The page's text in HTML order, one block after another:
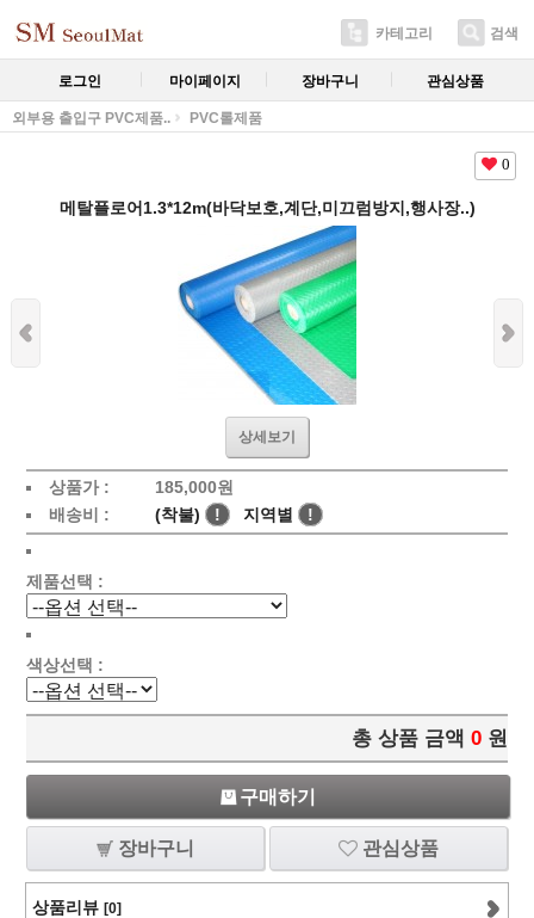
카테고리 검색
로그인 마이페이지 장바구니 관심상품
외부용 출입구 PVC제품.. PVC롤제품
0
메탈플로어1.3*12m(바닥보호,계단,미끄럼방지,행사장..)
상세보기
상품가 : 185,000원
배송비 :
(착불) ! 지역별 !
제품선택 :
색상선택 :
총 상품 금액 0 원
구매하기
장바구니 관심상품
상품리뷰 [0]